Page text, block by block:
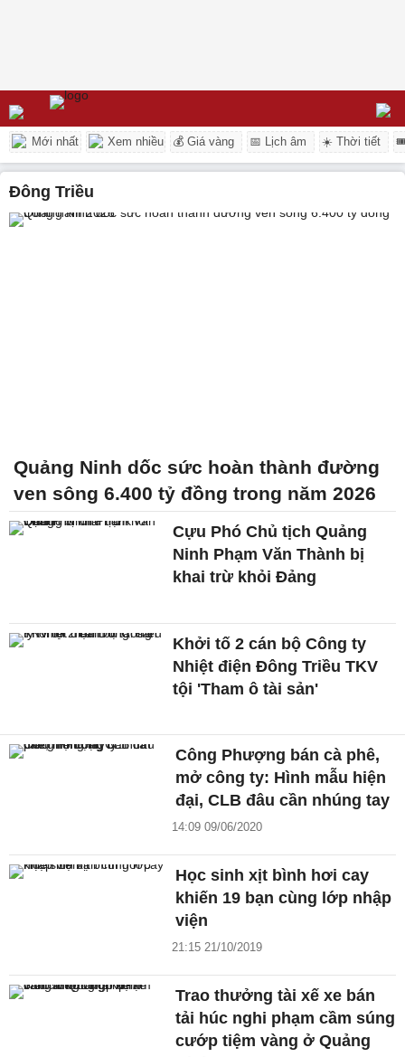
Mới nhất Xem nhiều 💰 Giá vàng 📅 Lịch âm ☀️ Thời tiết
Đông Triều
Quảng Ninh dốc sức hoàn thành đường
ven sông 6.400 tỷ đồng trong năm 2026
Cựu Phó Chủ tịch Quảng
Ninh Phạm Văn Thành bị
khai trừ khỏi Đảng
Khởi tố 2 cán bộ Công ty
Nhiệt điện Đông Triều TKV
tội 'Tham ô tài sản'
Công Phượng bán cà phê,
mở công ty: Hình mẫu hiện
đại, CLB đâu cần nhúng tay
14:09 09/06/2020
Học sinh xịt bình hơi cay
khiến 19 bạn cùng lớp nhập
viện
21:15 21/10/2019
Trao thưởng tài xế xe bán
tải húc nghi phạm cầm súng
cướp tiệm vàng ở Quảng